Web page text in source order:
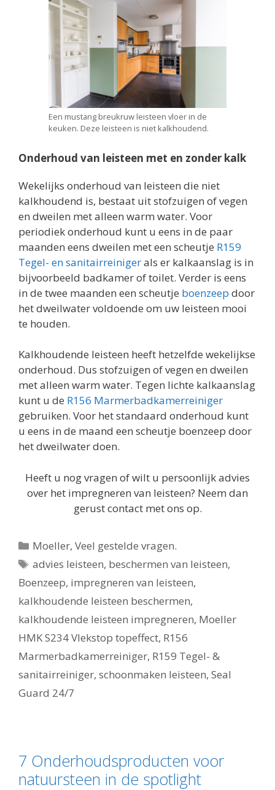
Een mustang breukruw leisteen vloer in de
keuken. Deze leisteen is niet kalkhoudend.
Onderhoud van leisteen met en zonder kalk
Wekelijks onderhoud van leisteen die niet
kalkhoudend is, bestaat uit stofzuigen of vegen
en dweilen met alleen warm water. Voor
periodiek onderhoud kunt u eens in de paar
maanden eens dweilen met een scheutje R159
Tegel- en sanitairreinigerals er kalkaanslag is in
bijvoorbeeld badkamer of toilet. Verder is eens
in de twee maanden een scheutje boenzeep door
het dweilwater voldoende om uw leisteen mooi
te houden.
Kalkhoudende leisteen heeft hetzelfde wekelijkse
onderhoud. Dus stofzuigen of vegen en dweilen
met alleen warm water. Tegen lichte kalkaanslag
kunt u de R156 Marmerbadkamerreiniger
gebruiken. Voor het standaard onderhoud kunt
u eens in de maand een scheutje boenzeep door
het dweilwater doen.
Heeft u nog vragen of wilt u persoonlijk advies
over het impregneren van leisteen? Neem dan
gerust contact met ons op.
Categorieën
Moeller,Veel gestelde vragen.
Tags
advies leisteen, beschermen van leisteen,
Boenzeep, impregneren van leisteen,
kalkhoudende leisteen beschermen,
kalkhoudende leisteen impregneren, Moeller
HMK S234 Vlekstop topeffect, R156
Marmerbadkamerreiniger, R159 Tegel- &
sanitairreiniger, schoonmaken leisteen, Seal
Guard 24/7
7 Onderhoudsproducten voor
natuursteen in de spotlight